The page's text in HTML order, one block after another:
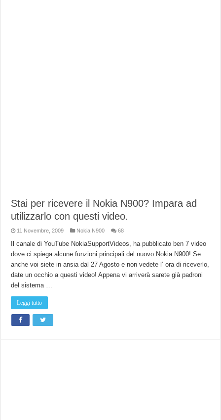
Stai per ricevere il Nokia N900? Impara ad
utilizzarlo con questi video.
11 Novembre, 2009 Nokia N900 68
Il canale di YouTube NokiaSupportVideos, ha pubblicato ben 7 video
dove ci spiega alcune funzioni principali del nuovo Nokia N900! Se
anche voi siete in ansia dal 27 Agosto e non vedete l’ ora di riceverlo,
date un occhio a questi video! Appena vi arriverà sarete già padroni
del sistema …
Leggi tutto